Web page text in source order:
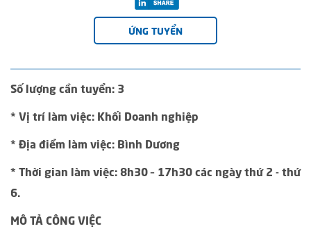
ỨNG TUYỂN
Số lượng cần tuyển: 3
* Vị trí làm việc: Khối Doanh nghiệp
* Địa điểm làm việc: Bình Dương
* Thời gian làm việc: 8h30 – 17h30 các ngày thứ 2 - thứ
6.
MÔ TẢ CÔNG VIỆC